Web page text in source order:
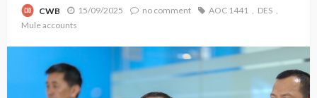
CWB 15/09/2025 no comment AOC 1441
DES
Mule accounts